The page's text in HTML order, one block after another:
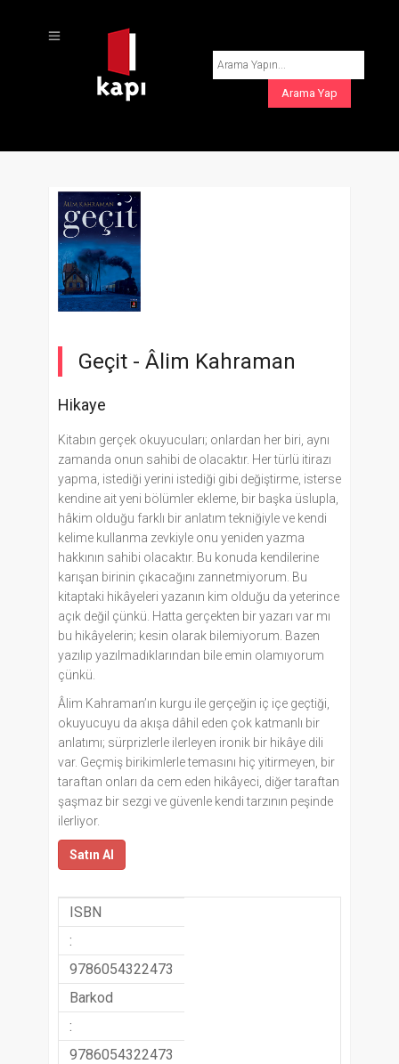
Geçit - Âlim Kahraman
Hikaye
Kitabın gerçek okuyucuları; onlardan her biri, aynı
zamanda onun sahibi de olacaktır. Her türlü itirazı
yapma, istediği yerini istediği gibi değiştirme, isterse
kendine ait yeni bölümler ekleme, bir başka üslupla,
hâkim olduğu farklı bir anlatım tekniğiyle ve kendi
kelime kullanma zevkiyle onu yeniden yazma
hakkının sahibi olacaktır. Bu konuda kendilerine
karışan birinin çıkacağını zannetmiyorum. Bu
kitaptaki hikâyeleri yazanın kim olduğu da yeterince
açık değil çünkü. Hatta gerçekten bir yazarı var mı
bu hikâyelerin; kesin olarak bilemiyorum. Bazen
yazılıp yazılmadıklarından bile emin olamıyorum
çünkü.
Âlim Kahraman’ın kurgu ile gerçeğin iç içe geçtiği,
okuyucuyu da akışa dâhil eden çok katmanlı bir
anlatımı; sürprizlerle ilerleyen ironik bir hikâye dili
var. Geçmiş birikimlerle temasını hiç yitirmeyen, bir
taraftan onları da cem eden hikâyeci, diğer taraftan
şaşmaz bir sezgi ve güvenle kendi tarzının peşinde
ilerliyor.
Satın Al
ISBN
:
9786054322473
Barkod
:
9786054322473